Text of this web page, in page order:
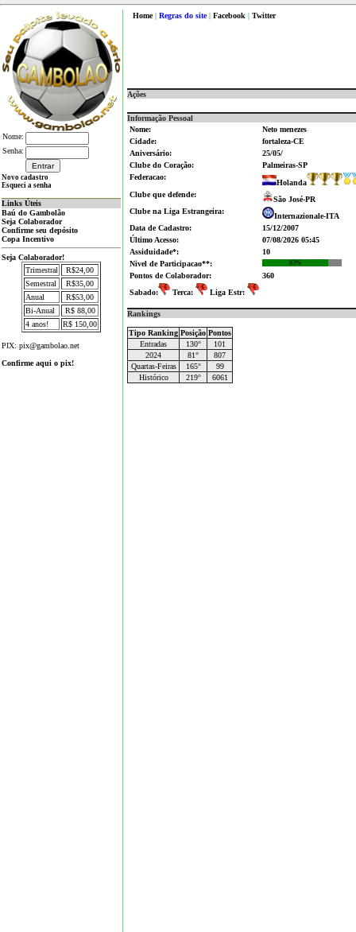
Nome:
Senha:
Novo cadastro
Esqueci a senha
Links Úteis
Baú do Gambolão
Seja Colaborador
Confirme seu depósito
Copa Incentivo
Seja Colaborador!
Trimestral
R$24,00
Semestral
R$35,00
Anual
R$53,00
Bi-Anual
R$ 88,00
4 anos!
R$ 150,00
PIX: pix@gambolao.net
Confirme aqui o pix!
Home| Regras do site| Facebook | Twitter
Ações
Informação Pessoal
Nome:
Neto menezes
Cidade:
fortaleza-CE
Aniversário:
25/05/
Clube do Coração:
Palmeiras-SP
Federacao:
Holanda
Clube que defende:
São José-PR
Clube na Liga Estrangeira:
Internazionale-ITA
Data de Cadastro:
15/12/2007
Último Acesso:
07/08/2026 05:45
Assiduidade*:
10
Nivel de Participacao**:
83%
Pontos de Colaborador:
360
Sabado:
Terca: Liga Estr:
Rankings
Tipo Ranking Posição Pontos
Entradas
130°
101
2024
81°
807
Quartas-Feiras
165°
99
Histórico
219° 6061